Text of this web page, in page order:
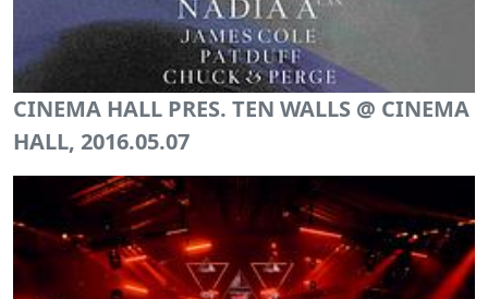
CINEMA HALL PRES. TEN WALLS @ CINEMA
HALL, 2016.05.07